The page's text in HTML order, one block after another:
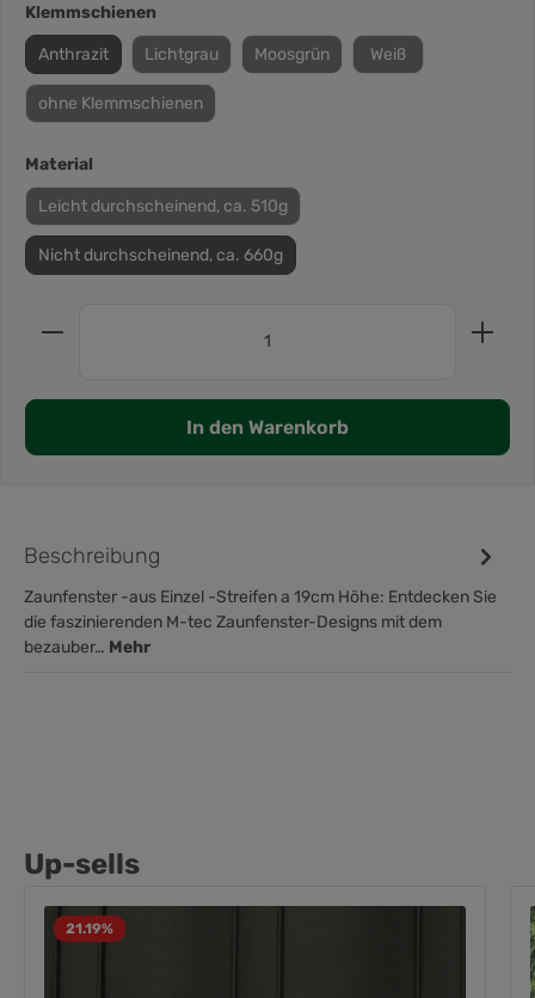
Klemmschienen
Anthrazit Lichtgrau Moosgrün Weiß
ohne Klemmschienen
Material
Leicht durchscheinend, ca. 510g
Nicht durchscheinend, ca. 660g
In den Warenkorb
Beschreibung
Zaunfenster -aus Einzel -Streifen a 19cm Höhe: Entdecken Sie
die faszinierenden M-tec Zaunfenster-Designs mit dem
bezauber… Mehr
Up-sells
21.19%